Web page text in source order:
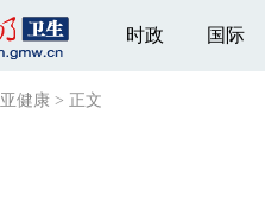
时政 国际
亚健康 > 正文